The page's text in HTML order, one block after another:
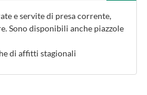
e servite di presa corrente,
Sono disponibili anche piazzole
di affitti stagionali